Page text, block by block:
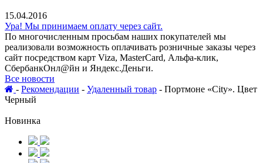
15.04.2016
Ура! Мы принимаем оплату через сайт.
По многочисленным просьбам наших покупателей мы
реализовали возможность оплачивать розничные заказы через
сайт посредством карт Viza, MasterCard, Альфа-клик,
СбербанкОнл@йн и Яндекс.Деньги.
Все новости
- Рекомендации - Удаленный товар - Портмоне «City». Цвет
Черный
Новинка